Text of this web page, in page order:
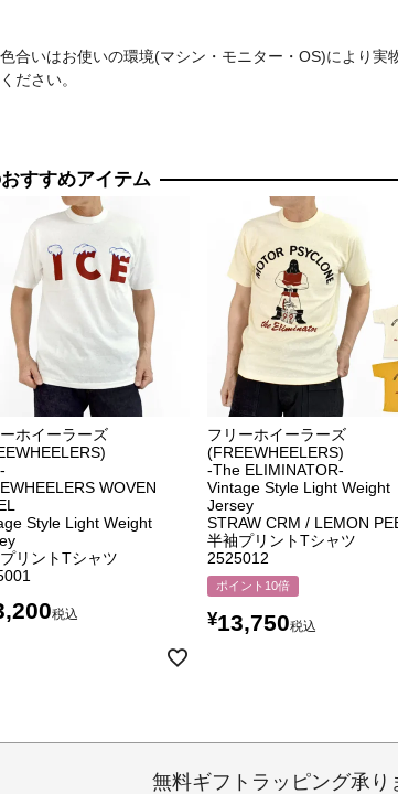
合いはお使いの環境(マシン・モニター・OS)により実
ださい。
すすめアイテム
ホイーラーズ
WOVEN
Style Light Weight
リントTシャツ
税込
フリーホイーラーズ
(FREEWHEELERS)
-The ELIMINATOR-
Vintage Style Light Weight
Jersey
STRAW CRM / LEMON
半袖プリントTシャツ
2525012
ポイント10倍
¥13,750税込
無料ギフトラッピング承り